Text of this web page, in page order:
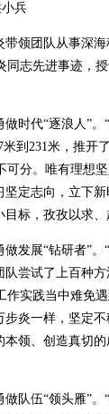
兵
领团队从事深海
志先进事迹，
代“逐浪人”。
到231米，推开
分。唯有理想
定志向，立下
标，孜孜以求
展“钻研者”。
尝试了上百种
实践当中难免
炎一样，坚定
领、创造真切
伍“领头雁”。